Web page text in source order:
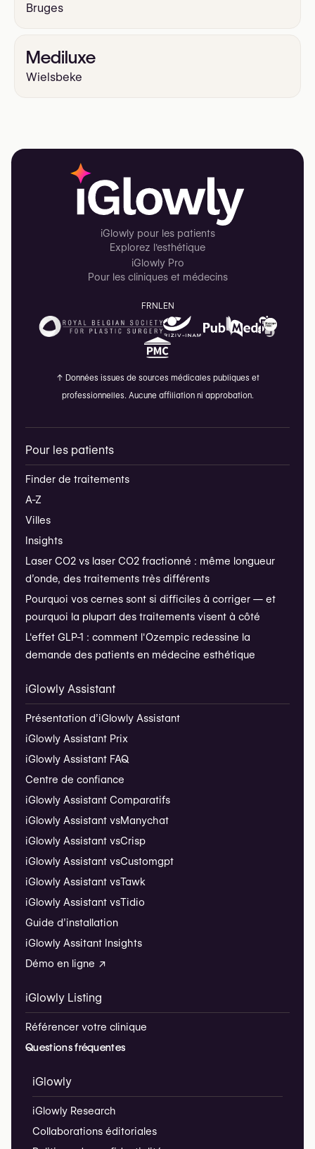
Bruges
Mediluxe
Wielsbeke
iGlowly pour les patients
Explorez l'esthétique
iGlowly Pro
Pour les cliniques et médecins
FRNL EN
↑ Données issues de sources médicales publiques et
professionnelles. Aucune affiliation ni approbation.
Pour les patients
Finder de traitements
A-Z
Villes
Insights
Laser CO2 vs laser CO2 fractionné : même longueur
d’onde, des traitements très différents
Pourquoi vos cernes sont si difficiles à corriger — et
pourquoi la plupart des traitements visent à côté
L'effet GLP-1 : comment l'Ozempic redessine la
demande des patients en médecine esthétique
iGlowly Assistant
Présentation d’iGlowly Assistant
iGlowly Assistant Prix
iGlowly Assistant FAQ
Centre de confiance
iGlowly Assistant Comparatifs
iGlowly Assistant vsManychat
iGlowly Assistant vsCrisp
iGlowly Assistant vsCustomgpt
iGlowly Assistant vsTawk
iGlowly Assistant vsTidio
Guide d’installation
iGlowly Assitant Insights
Démo en ligne ↗
iGlowly Listing
Référencer votre clinique
Questions fréquentes
iGlowly
iGlowly Research
Collaborations éditoriales